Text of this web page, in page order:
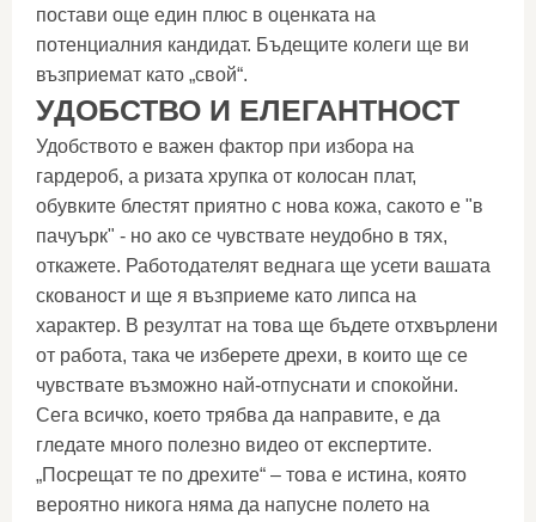
постави още един плюс в оценката на
потенциалния кандидат. Бъдещите колеги ще ви
възприемат като „свой“.
УДОБСТВО И ЕЛЕГАНТНОСТ
Удобството е важен фактор при избора на
гардероб, а ризата хрупка от колосан плат,
обувките блестят приятно с нова кожа, сакото е "в
пачуърк" - но ако се чувствате неудобно в тях,
откажете. Работодателят веднага ще усети вашата
скованост и ще я възприеме като липса на
характер. В резултат на това ще бъдете отхвърлени
от работа, така че изберете дрехи, в които ще се
чувствате възможно най-отпуснати и спокойни.
Сега всичко, което трябва да направите, е да
гледате много полезно видео от експертите.
„Посрещат те по дрехите“ – това е истина, която
вероятно никога няма да напусне полето на